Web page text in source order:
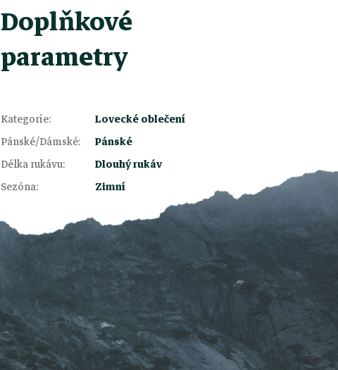
Doplňkové
parametry
Kategorie:
Lovecké oblečení
Pánské/Dámské:
Pánské
Délka rukávu:
Dlouhý rukáv
Sezóna: Zimní